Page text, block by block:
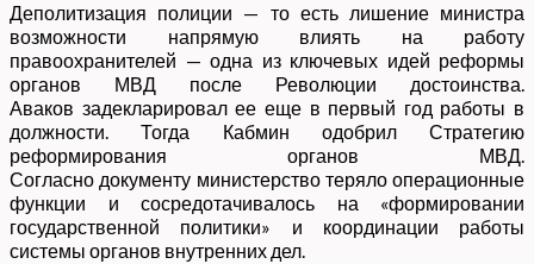
Деполитизация полиции — то есть лишение министра
возможности напрямую влиять на работу
правоохранителей — одна из ключевых идей реформы
органов МВД после Революции достоинства.
Аваков задекларировал ее еще в первый год работы в
должности. Тогда Кабмин одобрил Стратегию
реформирования органов МВД.
Согласно документу министерство теряло операционные
функции и сосредотачивалось на «формировании
государственной политики» и координации работы
системы органов внутренних дел.